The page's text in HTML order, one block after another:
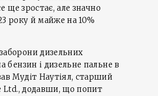
ще зростає, але значно
року й майже на 10%
дизельних
бензин і дизельне пальне в
Мудіт Наутіял, старший
Ltd., додавши, що попит